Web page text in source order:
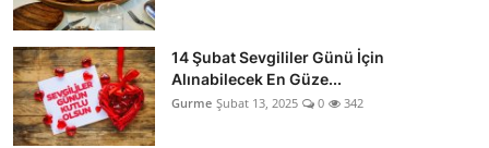
14 Şubat Sevgililer Günü İçin
Alınabilecek En Güze...
Gurme Şubat 13, 2025 0 342